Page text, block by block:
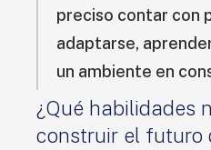
preciso contar con
adaptarse,
un ambiente en
¿Qué habilidades
construir el futuro